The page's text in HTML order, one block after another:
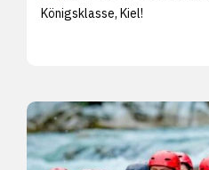
Königsklasse, Kiel!